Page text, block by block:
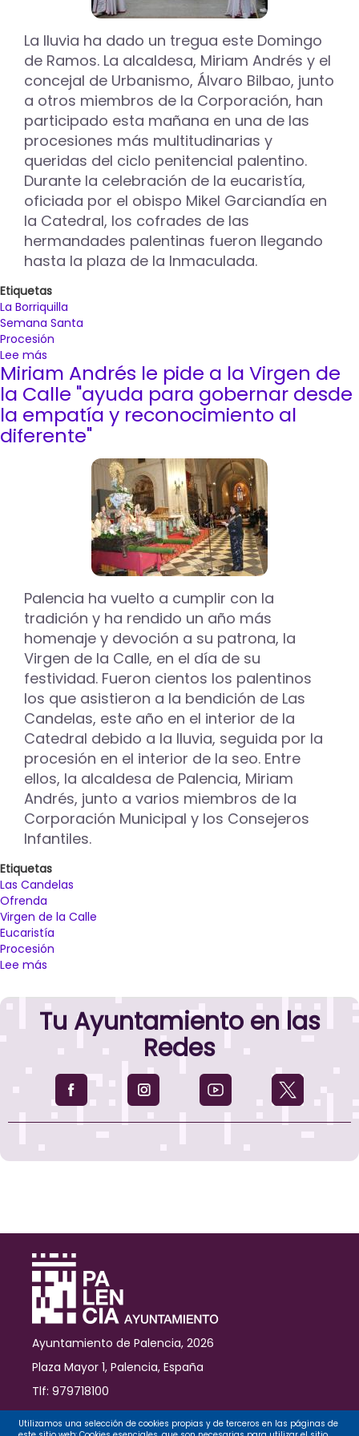
La lluvia ha dado un tregua este Domingo
de Ramos. La alcaldesa, Miriam Andrés y el
concejal de Urbanismo, Álvaro Bilbao, junto
a otros miembros de la Corporación, han
participado esta mañana en una de las
procesiones más multitudinarias y
queridas del ciclo penitencial palentino.
Durante la celebración de la eucaristía,
oficiada por el obispo Mikel Garciandía en
la Catedral, los cofrades de las
hermandades palentinas fueron llegando
hasta la plaza de la Inmaculada.
Etiquetas
La Borriquilla
Semana Santa
Procesión
Lee más
La
meteorología
acorta
la
procesión
Palencia
Miriam Andrés le pide a la Virgen de
la Calle "ayuda para gobernar desde
la empatía y reconocimiento al
diferente"
Palencia ha vuelto a cumplir con la
tradición y ha rendido un año más
homenaje y devoción a su patrona, la
Virgen de la Calle, en el día de su
festividad. Fueron cientos los palentinos
los que asistieron a la bendición de Las
Candelas, este año en el interior de la
Catedral debido a la lluvia, seguida por la
procesión en el interior de la seo. Entre
ellos, la alcaldesa de Palencia, Miriam
Andrés, junto a varios miembros de la
Corporación Municipal y los Consejeros
Infantiles.
Etiquetas
Las Candelas
Ofrenda
Virgen de la Calle
Eucaristía
Procesión
Lee más
Andrés
le
pide
Virgen
la
Calle
para
y
reconocimiento
al
diferente"
Tu Ayuntamiento en las
Redes
Ayuntamiento de Palencia, 2026
Plaza Mayor 1, Palencia, España
Tlf: 979718100
Contacto
Utilizamos una selección de cookies propias y de terceros en las páginas de